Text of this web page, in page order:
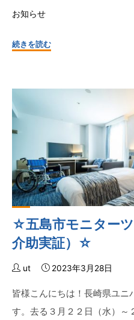
お知らせ
続きを読む"☆
ユ
ル
ツ
ー
リ
ズ
ム
察
☆五島市モニター
介助実証）☆
ut 2023年3月28日
皆様こんにちは！長崎県ユ
す。去る３月２２日（水）